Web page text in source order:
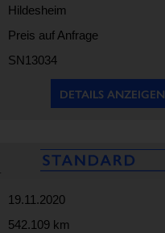
Hildesheim
Preis auf Anfrage
SN13034
DETAILS ANZEIGEN
19.11.2020
542.109 km